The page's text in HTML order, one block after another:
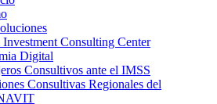
Consulting Center
Digital
Consultivos ante el IMSS
Consultivas Regionales del